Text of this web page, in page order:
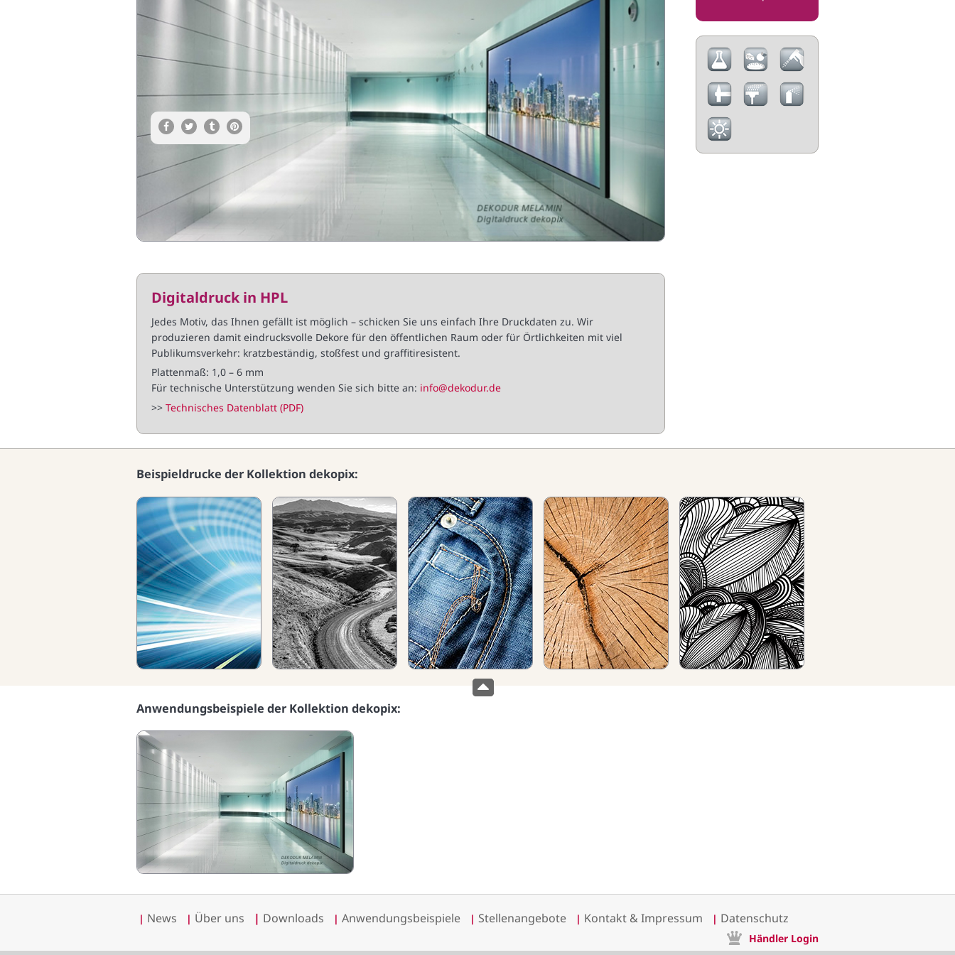
Digitaldruck in HPL
Jedes Motiv, das Ihnen gefällt ist möglich – schicken Sie uns einfach Ihre Druckdaten zu. Wir
produzieren damit eindrucksvolle Dekore für den öffentlichen Raum oder für Örtlichkeiten mit viel
Publikumsverkehr: kratzbeständig, stoßfest und graffitiresistent.
Plattenmaß: 1,0 – 6 mm
Für technische Unterstützung wenden Sie sich bitte an: info@dekodur.de
>> Technisches Datenblatt (PDF)
Beispieldrucke der Kollektion dekopix:
Anwendungsbeispiele der Kollektion dekopix:
| News | Über uns | Downloads | Anwendungsbeispiele | Stellenangebote | Kontakt & Impressum | Datenschutz
Händler Login